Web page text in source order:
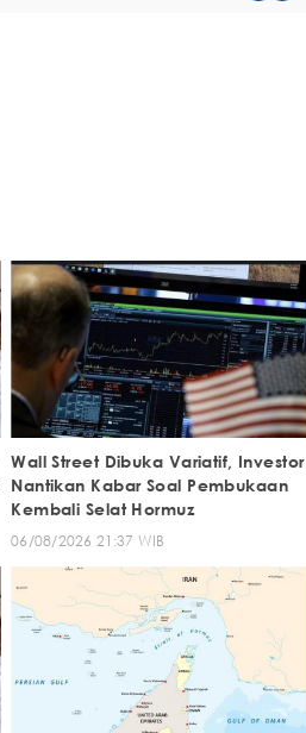
Wall Street Dibuka Variatif, Investor
Nantikan Kabar Soal Pembukaan
Kembali Selat Hormuz
06/08/2026 21:37 WIB